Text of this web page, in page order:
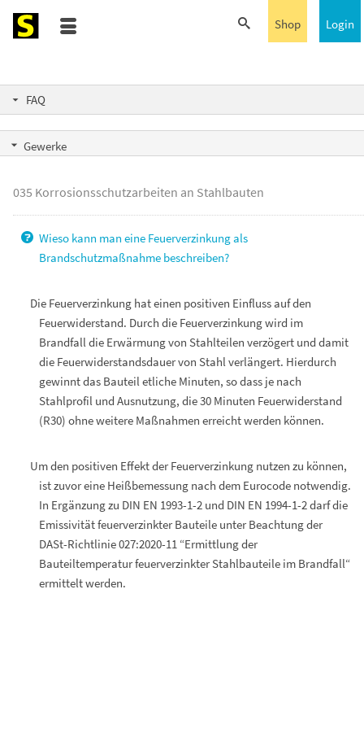
Login
Shop
FAQ
Gewerke
035 Korrosionsschutzarbeiten an Stahlbauten
Wieso kann man eine Feuerverzinkung als
Brandschutzmaßnahme beschreiben?
Die Feuerverzinkung hat einen positiven Einfluss auf den
Feuerwiderstand. Durch die Feuerverzinkung wird im
Brandfall die Erwärmung von Stahlteilen verzögert und damit
die Feuerwiderstandsdauer von Stahl verlängert. Hierdurch
gewinnt das Bauteil etliche Minuten, so dass je nach
Stahlprofil und Ausnutzung, die 30 Minuten Feuerwiderstand
(R30) ohne weitere Maßnahmen erreicht werden können.
Um den positiven Effekt der Feuerverzinkung nutzen zu können,
ist zuvor eine Heißbemessung nach dem Eurocode notwendig.
In Ergänzung zu DIN EN 1993-1-2 und DIN EN 1994-1-2 darf die
Emissivität feuerverzinkter Bauteile unter Beachtung der
DASt-Richtlinie 027:2020-11 “Ermittlung der
Bauteiltemperatur feuerverzinkter Stahlbauteile im Brandfall“
ermittelt werden.